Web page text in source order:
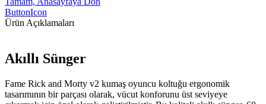
ButtonIcon
Ürün Açıklamaları
Akıllı Sünger
Fame Rick and Morty v2 kumaş oyuncu koltuğu ergonomik
tasarımının bir parçası olarak, vücut konforunu üst seviyeye